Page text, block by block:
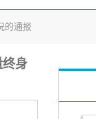
的通报
终身